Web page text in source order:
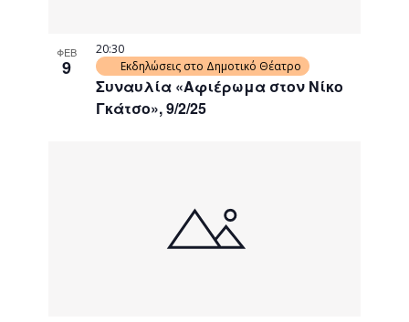
ΦΕΒ
9
Συναυλία «Αφιέρωμα στον Νίκο
Γκάτσο», 9/2/25
20:30
Εκδηλώσεις στο Δημοτικό Θέατρο